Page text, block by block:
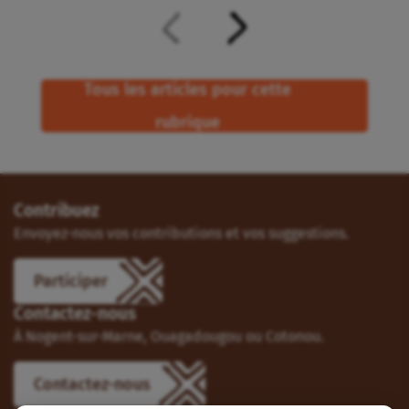
Tous les articles pour cette
rubrique
Contribuez
Envoyez-nous vos contributions et vos suggestions.
Participer
Contactez-nous
À Nogent-sur-Marne, Ouagadougou ou Cotonou.
Contactez-nous